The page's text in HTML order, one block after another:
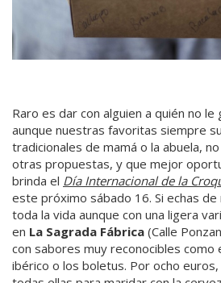
Raro es dar con alguien a quién no
aunque nuestras favoritas siempre
tradicionales de mamá o la abuela,
otras propuestas, y que mejor
brinda el Día Internacional de la
este próximo sábado 16. Si echas
toda la vida aunque con una ligera
en La Sagrada Fábrica (Calle
con sabores muy reconocibles como
ibérico o los boletus. Por ocho